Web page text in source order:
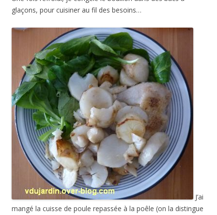
glaçons, pour cuisiner au fil des besoins…
J’ai
mangé la cuisse de poule repassée à la poêle (on la distingue